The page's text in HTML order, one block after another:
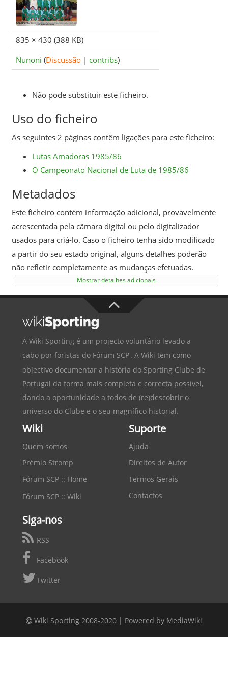
835 × 430 (388 KB)
Nunoni (Discussão| contribs)
Não pode substituir este ficheiro.
Uso do ficheiro
As seguintes 2 páginas contêm ligações para este ficheiro:
Lutas Amadoras 1985/86
O Campeonato Nacional de Luta de 1985/86
Metadados
Este ficheiro contém informação adicional, provavelmente
acrescentada pela câmara digital ou pelo digitalizador
usados para criá-lo. Caso o ficheiro tenha sido modificado
a partir do seu estado original, alguns detalhes poderão
não refletir completamente as mudanças efetuadas.
Mostrar detalhes adicionais
A Wiki Sporting é um projecto voluntário levado a
cabo por foristas do Fórum SCP. A Wiki tem como
objectivo documentar a história do Sporting Clube de
Portugal da forma mais completa e correcta possível,
dando a oportunidade a todos de (re)descobrir o
universo do Clube e o seu magnífico historial.
Wiki
Quem somos
Prémio Stromp
Fórum SCP :: Home
Fórum SCP :: Wiki
Suporte
Ajuda
Direitos de Autor
Termos Gerais
Contactos
Siga-nos
RSS
Facebook
Twitter
Wiki Sporting 2008-2020 | Powered by MediaWiki